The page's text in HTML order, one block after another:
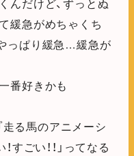
んだけど、ずっとぬ
緩急がめちゃくち
っぱり緩急…緩急が
番好きかも
走る馬のアニメーシ
すごい！！」ってなる